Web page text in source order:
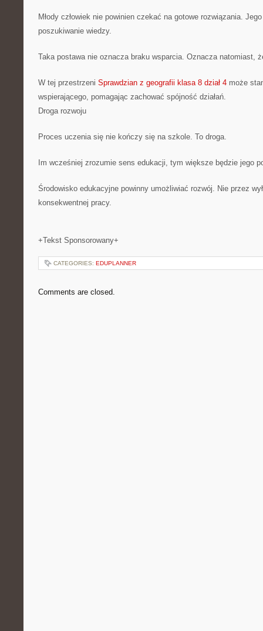
Młody człowiek nie powinien czekać na gotowe rozwiązania.
poszukiwanie wiedzy.
Taka postawa nie oznacza braku wsparcia. Oznacza natomiast,
W tej przestrzeni Sprawdzian z geografii klasa 8 dział 4 może
wspierającego, pomagając zachować spójność działań.
Droga rozwoju
Proces uczenia się nie kończy się na szkole. To droga.
Im wcześniej zrozumie sens edukacji, tym większe będzie jego
Środowisko edukacyjne powinny umożliwiać rozwój. Nie przez
konsekwentnej pracy.
+Tekst Sponsorowany+
CATEGORIES: EDUPLANNER
Comments are closed.